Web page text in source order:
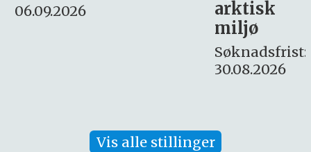
Søknadsfrist:
16. august.
Vis alle stillinger